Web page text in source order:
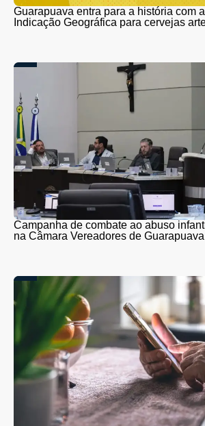
Guarapuava entra para a história com
Indicação Geográfica para cervejas
Campanha de combate ao abuso
na Câmara Vereadores de Guarapuava